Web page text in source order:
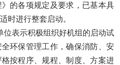
的各项规定及要求，已基本具
时进行整套启动。
位表示积极组织好机组的启动试
环保管理工作，确保消防、安
按程序、规程、制度、方案进